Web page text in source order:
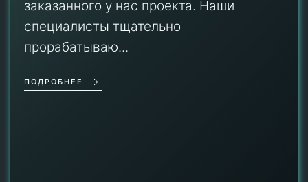
заказанного у нас проекта. Наши
специалисты тщательно
прорабатываю...
ПОДРОБНЕЕ